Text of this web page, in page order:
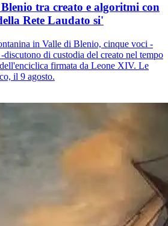
tra creato e algoritmi con
Rete Laudato si'
in Valle di Blenio, cinque voci -
di custodia del creato nel tempo
firmata da Leone XIV. Le
il 9 agosto.